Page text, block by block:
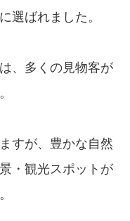
選ばれました。
、多くの見物客が
すが、豊かな自然
・観光スポットが